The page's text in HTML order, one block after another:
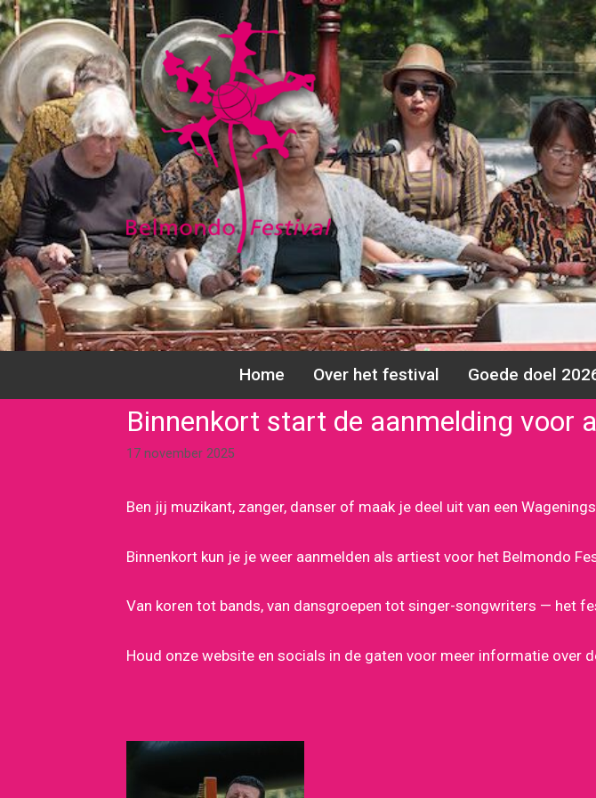
Ga
naar
de
inhoud
Home Over het festival Goede doel
Binnenkort start de aanmelding voor
17 november 2025
Ben jij muzikant, zanger, danser of maak je deel uit van een
Binnenkort kun je je weer aanmelden als artiest voor het Belmondo
Van koren tot bands, van dansgroepen tot singer-songwriters — het
Houd onze website en socials in de gaten voor meer informatie over